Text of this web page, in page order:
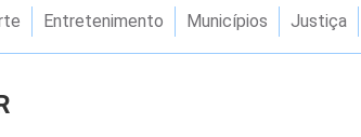
Entretenimento Municípios Justiça